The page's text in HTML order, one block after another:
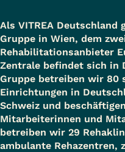
Als VITREA Deutschland
Gruppe in Wien, dem
Rehabilitationsanbieter
Zentrale befindet sich in
Gruppe betreiben wir 80
Einrichtungen in
Schweiz und
Mitarbeiterinnen und
betreiben wir 29
ambulante Rehazentren,